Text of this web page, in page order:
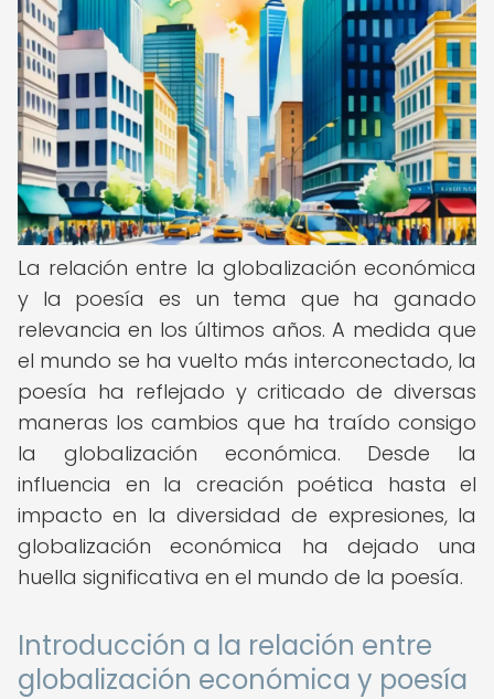
La relación entre la globalización económica
y la poesía es un tema que ha ganado
relevancia en los últimos años. A medida que
el mundo se ha vuelto más interconectado, la
poesía ha reflejado y criticado de diversas
maneras los cambios que ha traído consigo
la globalización económica. Desde la
influencia en la creación poética hasta el
impacto en la diversidad de expresiones, la
globalización económica ha dejado una
huella significativa en el mundo de la poesía.
Introducción a la relación entre
globalización económica y poesía